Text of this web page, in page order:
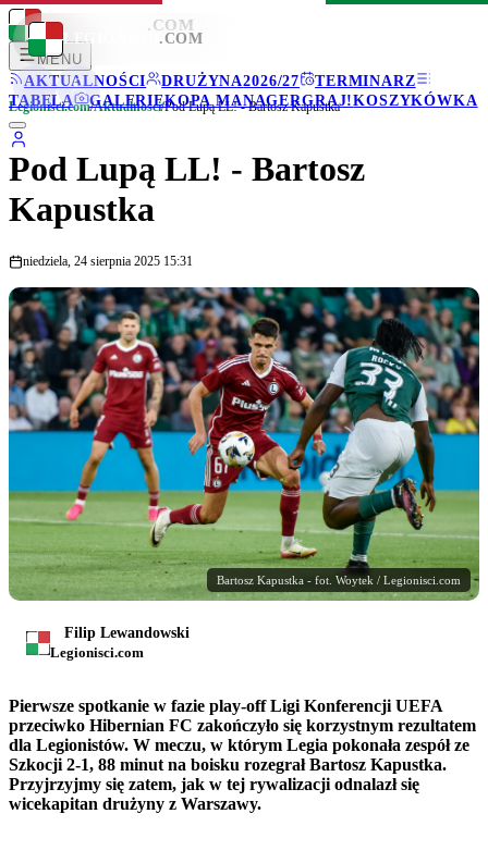
LEGIONISCI .COM
MENU
AKTUALNOŚCI
DRUŻYNA2026/27
TERMINARZ
TABELA
GALERIEKOPA MANAGERGRAJ!KOSZYKÓWKA
LEGIONISCI .COM
Legionisci.com/Aktualności/Pod Lupą LL! - Bartosz Kapustka
Pod Lupą LL! - Bartosz
Kapustka
niedziela, 24 sierpnia 2025 15:31
Bartosz Kapustka - fot. Woytek / Legionisci.com
Filip Lewandowski
Legionisci.com
Pierwsze spotkanie w fazie play-off Ligi Konferencji UEFA
przeciwko Hibernian FC zakończyło się korzystnym rezultatem
dla Legionistów. W meczu, w którym Legia pokonała zespół ze
Szkocji 2-1, 88 minut na boisku rozegrał Bartosz Kapustka.
Przyjrzyjmy się zatem, jak w tej rywalizacji odnalazł się
wicekapitan drużyny z Warszawy.